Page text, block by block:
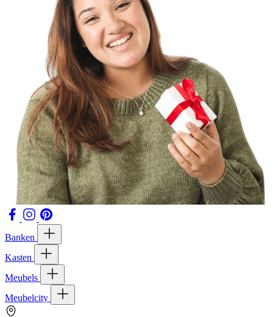
Banken
Kasten
Meubels
Meubelcity